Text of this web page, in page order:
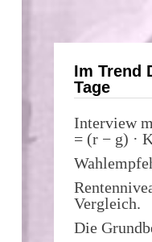
Im Trend
Tage
Interview
= (r − g) · K
Vergleich.
Die